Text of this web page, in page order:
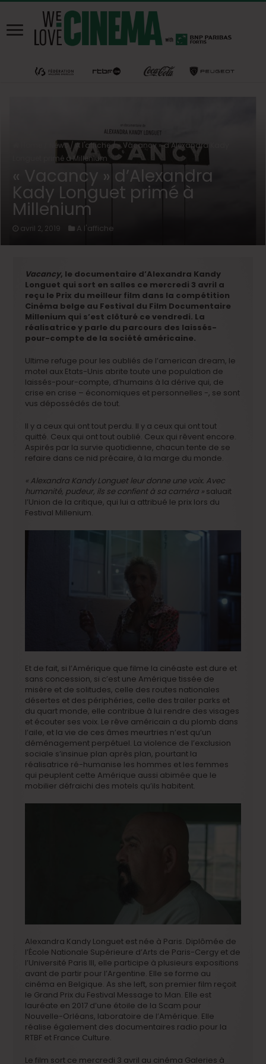
News /A l'affiche/« Vacancy » d’Alexandra Kady
Longuet primé à Millenium
« Vacancy » d’Alexandra
Kady Longuet primé à
Millenium
avril 2, 2019 A l'affiche
Vacancy, le documentaire d’Alexandra Kandy
Longuet qui sort en salles ce mercredi 3 avril a
reçu le Prix du meilleur film dans la compétition
Cinéma belge au Festival du Film Documentaire
Millenium qui s’est clôturé ce vendredi. La
réalisatrice y parle du parcours des laissés-
pour-compte de la société américaine.
Ultime refuge pour les oubliés de l’american dream, le
motel aux Etats-Unis abrite toute une population de
laissés-pour-compte, d’humains à la dérive qui, de
crise en crise – économiques et personnelles -, se sont
vus dépossédés de tout.
Il y a ceux qui ont tout perdu. Il y a ceux qui ont tout
quitté. Ceux qui ont tout oublié. Ceux qui rêvent encore.
Aspirés par la survie quotidienne, chacun tente de se
refaire dans ce nid précaire, à la marge du monde.
« Alexandra Kandy Longuet leur donne une voix. Avec
humanité, pudeur, ils se confient à sa caméra » saluait
l’Union de la critique, qui lui a attribué le prix lors du
Festival Millenium.
Et de fait, si l’Amérique que filme la cinéaste est dure et
sans concession, si c’est une Amérique tissée de
misère et de solitudes, celle des routes nationales
désertes et des périphéries, celle des trailer parks et
du quart monde, elle contribue à lui rendre des visages
et écouter ses voix. Le rêve américain a du plomb dans
l’aile, et la vie de ces âmes meurtries n’est qu’un
déménagement perpétuel. La violence de l’exclusion
sociale s’insinue plan après plan, pourtant la
réalisatrice ré-humanise les hommes et les femmes
qui peuplent cette Amérique aussi abimée que le
mobilier défraichi des motels qu’ils habitent.
Alexandra Kandy Longuet est née à Paris. Diplômée de
l’École Nationale Supérieure d’Arts de Paris-Cergy et de
l’Université Paris III, elle participe à plusieurs expositions
avant de partir pour l’Argentine. Elle se forme au
cinéma en Belgique. As she left, son premier film reçoit
le Grand Prix du Festival Message to Man. Elle est
lauréate en 2017 d’une étoile de la Scam pour
Nouvelle-Orléans, laboratoire de l’Amérique. Elle
réalise également des documentaires radio pour la
RTBF et France Culture.
Le film sort ce mercredi 3 avril au cinéma Galeries à